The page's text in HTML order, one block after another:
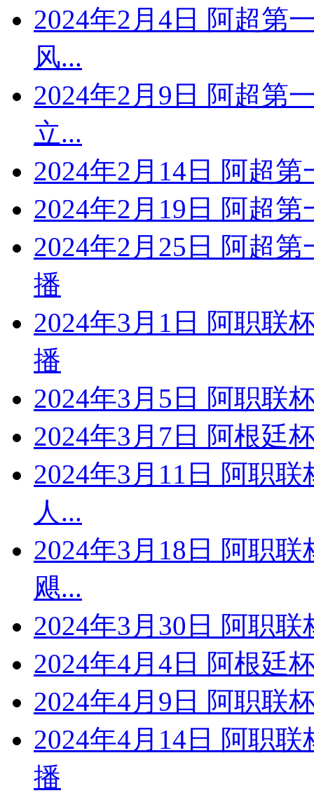
2024年2月4日 阿超第
风...
2024年2月9日 阿超第
立...
2024年2月14日 阿超
2024年2月19日 阿超
2024年2月25日 阿超
播
2024年3月1日 阿职联
播
2024年3月5日 阿职联
2024年3月7日 阿根廷
2024年3月11日 阿职
人...
2024年3月18日 阿职
飓...
2024年3月30日 阿职
2024年4月4日 阿根廷
2024年4月9日 阿职联
2024年4月14日 阿职
播